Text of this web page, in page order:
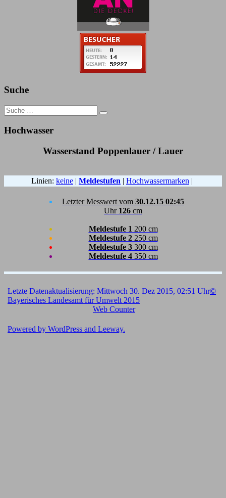
Suche
Search
for:
Hochwasser
Wasserstand Poppenlauer / Lauer
Linien: keine | Meldestufen | Hochwassermarken |
Letzter Messwert vom 30.12.15 02:45
Uhr 126 cm
Meldestufe 1 200 cm
Meldestufe 2250 cm
Meldestufe 3300 cm
Meldestufe 4350 cm
Letzte Datenaktualisierung: Mittwoch 30. Dez 2015, 02:51 Uhr©
Bayerisches Landesamt für Umwelt 2015
Web Counter
Powered by WordPress and Leeway.